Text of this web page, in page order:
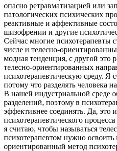
опасно ретравматизацией или
патологических психических
реактивные и аффективные
шизофрении и другие
Сейчас многие психотерапевты
числе и телесно-
модная тенденция, с другой это
телесно-ориентированных
психотерапевтическую среду. Я
потому что разделять человека
В нашей индустриальной среде
разделений, поэтому в
эффективнее соединять. Да, это
психотерапевтического
я считаю, чтобы называться
психотерапевтом нужно освоить
ориентированный метод